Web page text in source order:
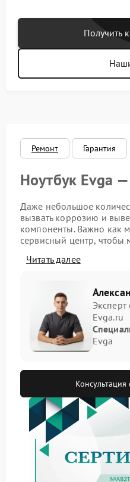
Получить
Ремонт Гарантия
Ноутбук Evga
Даже небольшое
вызвать коррозию и
компоненты. Важно как
сервисный центр, чтобы
Обратите внимание на
указывающие на
клавиатура не
на экране появились
полностью погас;
слышны
устройство не подает
ощущается запах
Что происходит
ноутбука при
Когда жидкость
Читать далее
Эксперт
Evga.ru
Evga
Консультация